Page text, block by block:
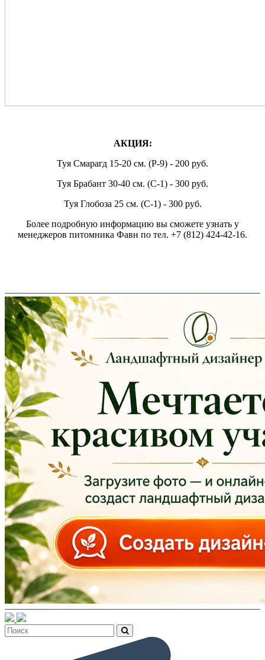
АКЦИЯ:
Туя Смарагд 15-20 см. (P-9) - 200 руб.
Туя Брабант 30-40 см. (С-1) - 300 руб.
Туя Глобоза 25 см. (С-1) - 300 руб.
Более подробную информацию вы сможете узнать у
менеджеров питомника Фавн по тел. +7 (812) 424-42-16.